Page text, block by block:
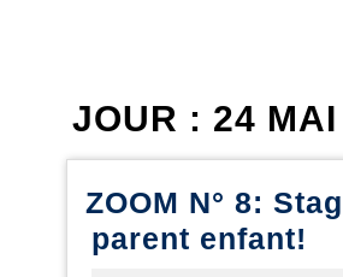
JOUR : 24
ZOOM N° 8:
parent enfant!